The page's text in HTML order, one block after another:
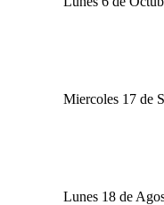
Miercoles 17 de
Lunes 18 de